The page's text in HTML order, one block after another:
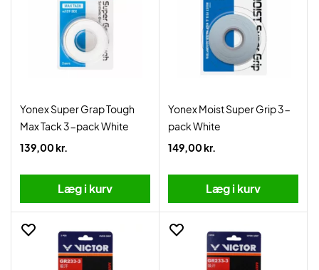
Yonex Super Grap Tough
Max Tack 3-pack White
139,00 kr.
Læg i kurv
Yonex Moist Super Grip 3-
pack White
149,00 kr.
Læg i kurv